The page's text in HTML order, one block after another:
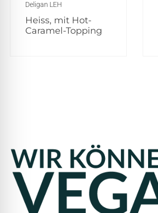
Deligan LEH
Heiss, mit Hot-
Caramel-Topping